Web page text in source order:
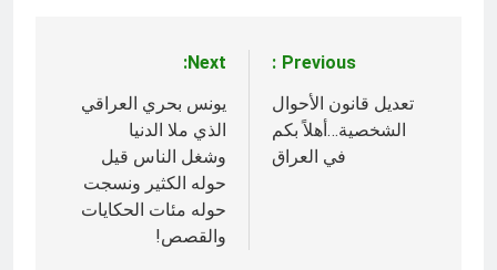
المقالات
Previous:
تعديل قانون الأحوال
الشخصية…أهلاً بكم
في العراق
Next:
يونس بحري العراقي
الذي ملا الدنيا
وشغل الناس قيل
حوله الكثير ونسجت
حوله مئات الحكايات
والقصص!